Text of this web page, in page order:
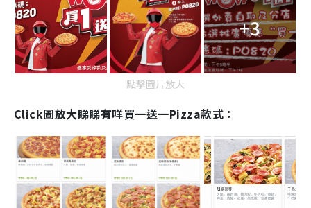
+3
點擊圖片放大
Click圖放大睇睇有咩買一送一Pizza款式：